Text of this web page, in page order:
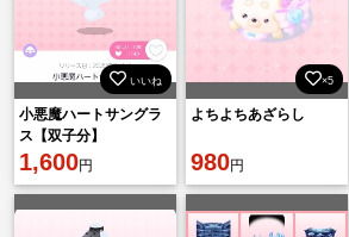
いいね
小悪魔ハートサングラ
ス【双子分】
1,600円
×5
よちよちあざらし
980円